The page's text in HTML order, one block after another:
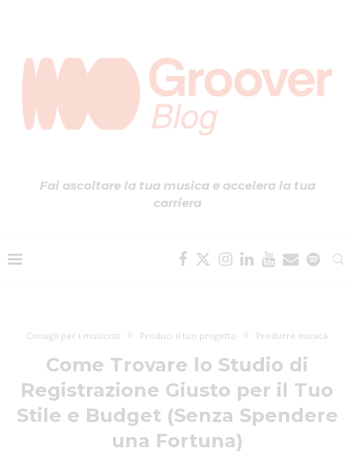
Fai ascoltare la tua musica e accelera la tua
carriera
Consigli per i musicisti Produci il tuo progetto Produrre musica
Come Trovare lo Studio di
Registrazione Giusto per il Tuo
Stile e Budget (Senza Spendere
una Fortuna)